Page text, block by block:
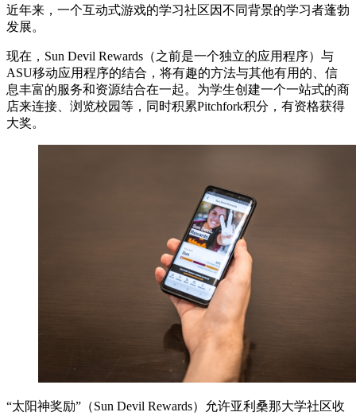
近年来，一个互动式游戏的学习社区因不同背景的学习者蓬勃
发展。
现在，Sun Devil Rewards（之前是一个独立的应用程序）与
ASU移动应用程序的结合，将有趣的方法与其他有用的、信
息丰富的服务和资源结合在一起。为学生创建一个一站式的商
店来连接、浏览校园等，同时积累Pitchfork积分，有资格获得
大奖。
“太阳神奖励”（Sun Devil Rewards）允许亚利桑那大学社区收